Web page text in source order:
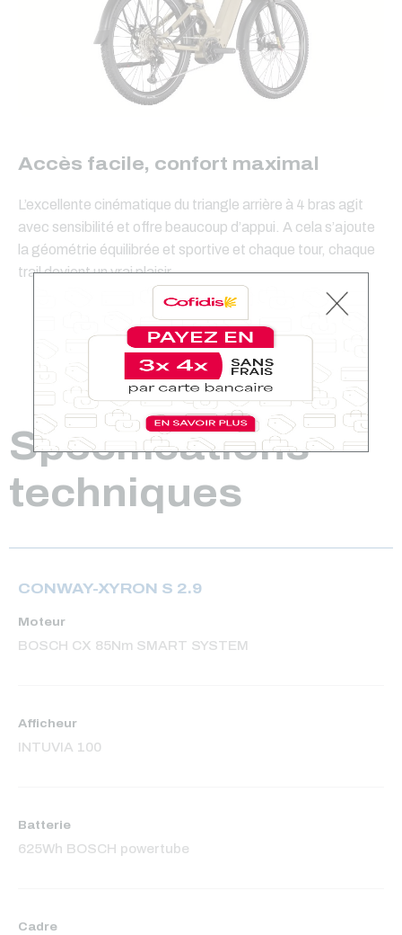
Accès facile, confort maximal
L’excellente cinématique du triangle arrière à 4 bras agit
avec sensibilité et offre beaucoup d’appui. A cela s’ajoute
la géométrie équilibrée et sportive et chaque tour, chaque
trail devient un vrai plaisir.
Spécifications
techniques
CONWAY-XYRON S 2.9
Moteur
BOSCH CX 85Nm SMART SYSTEM
Afficheur
INTUVIA 100
Batterie
625Wh BOSCH powertube
Cadre